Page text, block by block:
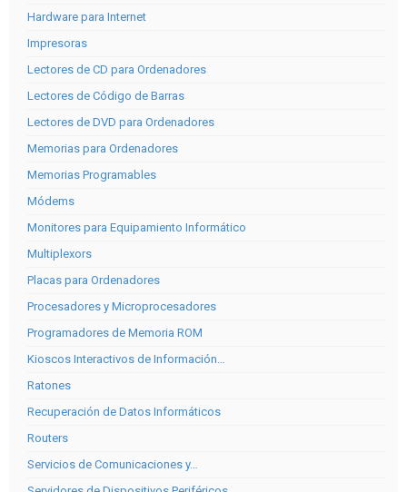
Hardware para Internet
Impresoras
Lectores de CD para Ordenadores
Lectores de Código de Barras
Lectores de DVD para Ordenadores
Memorias para Ordenadores
Memorias Programables
Módems
Monitores para Equipamiento Informático
Multiplexors
Placas para Ordenadores
Procesadores y Microprocesadores
Programadores de Memoria ROM
Kioscos Interactivos de Información…
Ratones
Recuperación de Datos Informáticos
Routers
Servicios de Comunicaciones y…